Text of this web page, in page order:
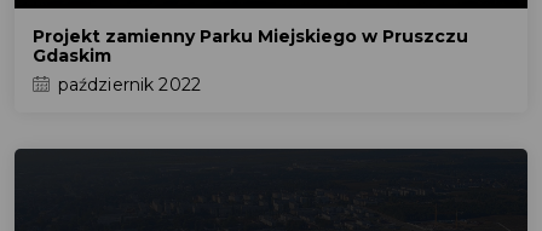
Projekt zamienny Parku Miejskiego w Pruszczu
Gdaskim
październik 2022